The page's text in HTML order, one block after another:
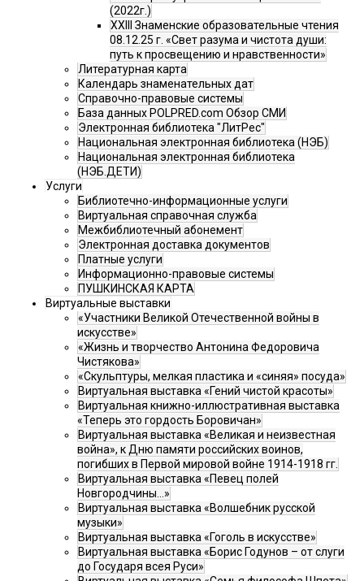
(2022г.)
XXIII Знаменские образовательные чтения
08.12.25 г. «Свет разума и чистота души:
путь к просвещению и нравственности»
Литературная карта
Календарь знаменательных дат
Справочно-правовые системы
База данных POLPRED.com Обзор СМИ
Электронная библиотека "ЛитРес"
Национальная электронная библиотека (НЭБ)
Национальная электронная библиотека
(НЭБ.ДЕТИ)
Услуги
Библиотечно-информационные услуги
Виртуальная справочная служба
Межбиблиотечный абонемент
Электронная доставка документов
Платные услуги
Информационно-правовые системы
ПУШКИНСКАЯ КАРТА
Виртуальные выставки
«Участники Великой Отечественной войны в
искусстве»
«Жизнь и творчество Антонина Федоровича
Чистякова»
«Скульптуры, мелкая пластика и «синяя» посуда»
Виртуальная выставка «Гений чистой красоты»
Виртуальная книжно-иллюстративная выставка
«Теперь это гордость Боровичан»
Виртуальная выставка «Великая и неизвестная
война», к Дню памяти российских воинов,
погибших в Первой мировой войне 1914-1918 гг.
Виртуальная выставка «Певец полей
Новгородчины…»
Виртуальная выставка «Волшебник русской
музыки»
Виртуальная выставка «Гоголь в искусстве»
Виртуальная выставка «Борис Годунов – от слуги
до Государя всея Руси»